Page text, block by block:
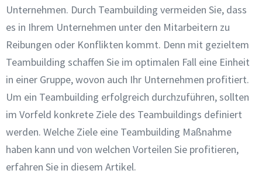
Unternehmen. Durch Teambuilding vermeiden Sie, dass
es in Ihrem Unternehmen unter den Mitarbeitern zu
Reibungen oder Konflikten kommt. Denn mit gezieltem
Teambuilding schaffen Sie im optimalen Fall eine Einheit
in einer Gruppe, wovon auch Ihr Unternehmen profitiert.
Um ein Teambuilding erfolgreich durchzuführen, sollten
im Vorfeld konkrete Ziele des Teambuildings definiert
werden. Welche Ziele eine Teambuilding Maßnahme
haben kann und von welchen Vorteilen Sie profitieren,
erfahren Sie in diesem Artikel.